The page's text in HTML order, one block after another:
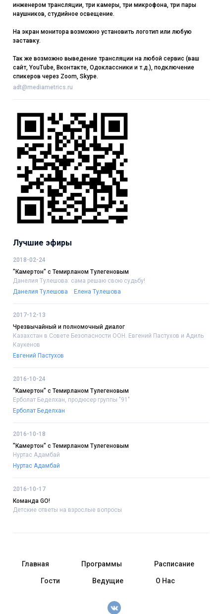
инженером трансляции, три камеры, три микрофона, три пары
наушников, студийное освещение.
На экран монитора возможно установить логотип или любую
заставку.
Так же возможно выведение трансляции на любой сервис (ваш
сайт, YouTube, Вконтакте, Одоклассники и т.д.), подключение
спикеров через Zoom, Skype.
adt@mediametrics.ru
Лучшие эфиры
2018-02-24
"Камертон" с Темирланом Тулегеновым
Данелия Тулешова: сама решаю свою судьбу!
Данелия Тулешова
Елена Тулешова
2017-12-13
Чрезвычайный и полномочный диалог
Казахстан в Совете Безопасности ООН. Евгений Пастухов и Адиль
Каукенов
Евгений Пастухов
2016-10-24
"Камертон" с Темирланом Тулегеновым
Ерболат Беделхан, продюсер группы "91"
Ерболат Беделхан
2016-10-18
"Камертон" с Темирланом Тулегеновым
Нуртас Адамбай
Нуртас Адамбай
2016-10-17
Команда GO!
Детские ответы на взрослые вопросы
Главная Программы Расписание
Гости Ведущие О Нас